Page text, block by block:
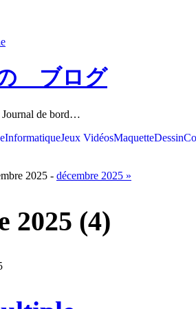
ブログ
de bord…
InformatiqueJeux VidéosMaquetteDessin
2025 - décembre 2025 »
2025 (4)